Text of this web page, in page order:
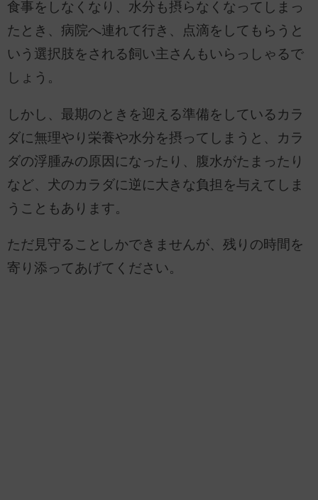
食事をしなくなり、水分も摂らなくなってしまっ
たとき、病院へ連れて行き、点滴をしてもらうと
いう選択肢をされる飼い主さんもいらっしゃるで
しょう。
しかし、最期のときを迎える準備をしているカラ
ダに無理やり栄養や水分を摂ってしまうと、カラ
ダの浮腫みの原因になったり、腹水がたまったり
など、犬のカラダに逆に大きな負担を与えてしま
うこともあります。
ただ見守ることしかできませんが、残りの時間を
寄り添ってあげてください。